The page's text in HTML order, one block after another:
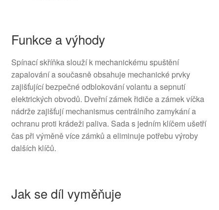
Funkce a výhody
Spínací skříňka slouží k mechanickému spuštění
zapalování a současně obsahuje mechanické prvky
zajišťující bezpečné odblokování volantu a sepnutí
elektrických obvodů. Dveřní zámek řidiče a zámek víčka
nádrže zajišťují mechanismus centrálního zamykání a
ochranu proti krádeži paliva. Sada s jedním klíčem ušetří
čas při výměně více zámků a eliminuje potřebu výroby
dalších klíčů.
Jak se díl vyměňuje